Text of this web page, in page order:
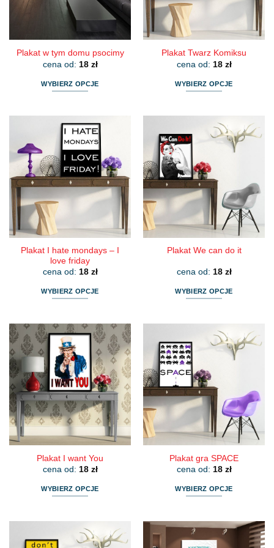
na
stronie
produktu
Plakat w tym domu psocimy
cena od: 18 zł
WYBIERZ OPCJE
ma
wiele
wariantów.
Opcje
można
wybrać
produktu
Plakat Twarz Komiksu
cena od: 18 zł
WYBIERZ OPCJE
wiele
wariantów.
Opcje
można
wybrać
na
stronie
produktu
Plakat I hate mondays – I
love friday
cena od: 18 zł
WYBIERZ OPCJE
ma
wiele
wariantów.
Opcje
można
wybrać
na
stronie
produktu
Plakat We can do it
cena od: 18 zł
WYBIERZ OPCJE
wiele
wariantów.
Opcje
można
wybrać
na
stronie
produktu
Plakat I want You
cena od: 18 zł
WYBIERZ OPCJE
wiele
Plakat gra SPACE
cena od: 18 zł
WYBIERZ OPCJE
ma
wiele